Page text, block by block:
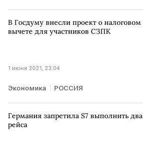
В Госдуму внесли проект о налоговом
вычете для участников СЗПК
1 июня 2021, 23:04
Экономика РОССИЯ
Германия запретила S7 выполнить два
рейса